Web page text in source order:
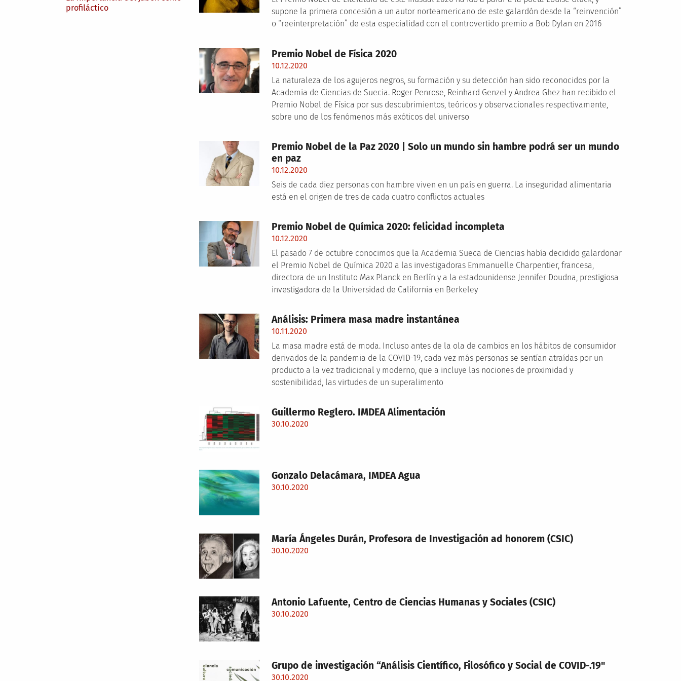
profiláctico
supone la primera concesión a un autor norteamericano de este galardón desde la “reinvención”
o “reeinterpretación” de esta especialidad con el controvertido premio a Bob Dylan en 2016
Premio Nobel de Física 2020
10.12.2020
La naturaleza de los agujeros negros, su formación y su detección han sido reconocidos por la
Academia de Ciencias de Suecia. Roger Penrose, Reinhard Genzel y Andrea Ghez han recibido el
Premio Nobel de Física por sus descubrimientos, teóricos y observacionales respectivamente,
sobre uno de los fenómenos más exóticos del universo
Premio Nobel de la Paz 2020 | Solo un mundo sin hambre podrá ser un mundo
en paz
10.12.2020
Seis de cada diez personas con hambre viven en un país en guerra. La inseguridad alimentaria
está en el origen de tres de cada cuatro conflictos actuales
Premio Nobel de Química 2020: felicidad incompleta
10.12.2020
El pasado 7 de octubre conocimos que la Academia Sueca de Ciencias había decidido galardonar
el Premio Nobel de Química 2020 a las investigadoras Emmanuelle Charpentier, francesa,
directora de un Instituto Max Planck en Berlín y a la estadounidense Jennifer Doudna, prestigiosa
investigadora de la Universidad de California en Berkeley
Análisis: Primera masa madre instantánea
10.11.2020
La masa madre está de moda. Incluso antes de la ola de cambios en los hábitos de consumidor
derivados de la pandemia de la COVID-19, cada vez más personas se sentían atraídas por un
producto a la vez tradicional y moderno, que a incluye las nociones de proximidad y
sostenibilidad, las virtudes de un superalimento
Guillermo Reglero. IMDEA Alimentación
30.10.2020
Gonzalo Delacámara, IMDEA Agua
30.10.2020
María Ángeles Durán, Profesora de Investigación ad honorem (CSIC)
30.10.2020
Antonio Lafuente, Centro de Ciencias Humanas y Sociales (CSIC)
30.10.2020
Grupo de investigación “Análisis Científico, Filosófico y Social de COVID-.19"
30.10.2020